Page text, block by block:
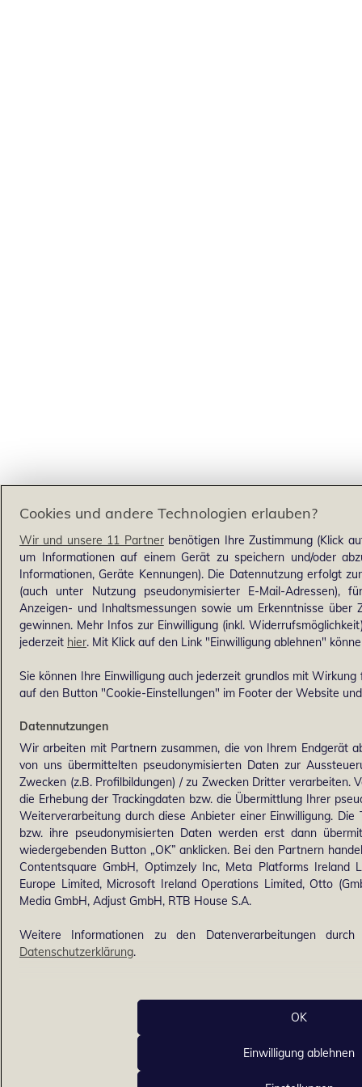
Cookies und andere Technologien erlauben?
Wir und unsere 11 Partnerbenötigen Ihre Zustimmung (Klick
um Informationen auf einem Gerät zu speichern und/oder
Informationen, Geräte Kennungen). Die Datennutzung erfolgt
(auch unter Nutzung pseudonymisierter E-Mail-Adressen),
Anzeigen- und Inhaltsmessungen sowie um Erkenntnisse über
gewinnen. Mehr Infos zur Einwilligung (inkl.
jederzeit hier. Mit Klick auf den Link "Einwilligung ablehnen"
Sie können Ihre Einwilligung auch jederzeit grundlos mit
auf den Button "Cookie-Einstellungen" im Footer der Website
Datennutzungen
Wir arbeiten mit Partnern zusammen, die von Ihrem Endgerät
von uns übermittelten pseudonymisierten Daten zur
Zwecken (z.B. Profilbildungen) / zu Zwecken Dritter verarbeiten.
die Erhebung der Trackingdaten bzw. die Übermittlung Ihrer
Weiterverarbeitung durch diese Anbieter einer Einwilligung.
bzw. ihre pseudonymisierten Daten werden erst dann
wiedergebenden Button „OK” anklicken. Bei den Partnern
Contentsquare GmbH, Optimzely Inc, Meta Platforms Ireland
Europe Limited, Microsoft Ireland Operations Limited, Otto
Media GmbH, Adjust GmbH, RTB House S.A.
Weitere Informationen zu den Datenverarbeitungen
Datenschutzerklärung.
Einwilligung ablehnen
OK